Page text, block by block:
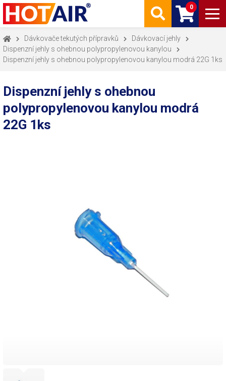
0
Dávkovače tekutých přípravků
Dávkovací jehly
Dispenzní jehly s ohebnou polypropylenovou kanylou
Dispenzní jehly s ohebnou polypropylenovou kanylou modrá 22G 1ks
Dispenzní jehly s ohebnou
polypropylenovou kanylou modrá
22G 1ks